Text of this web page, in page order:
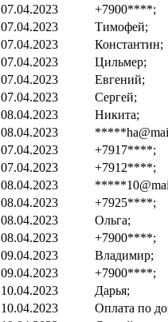
07.04.2023
+7900****;
07.04.2023
Тимофей;
07.04.2023
Константин;
07.04.2023
Цильмер;
07.04.2023
Евгений;
07.04.2023
Сергей;
08.04.2023
Никита;
08.04.2023
07.04.2023
+7917****;
07.04.2023
+7912****;
08.04.2023
08.04.2023
+7925****;
08.04.2023
Ольга;
08.04.2023
+7900****;
09.04.2023
Владимир;
09.04.2023
+7900****;
10.04.2023
Дарья;
10.04.2023
Оплата по